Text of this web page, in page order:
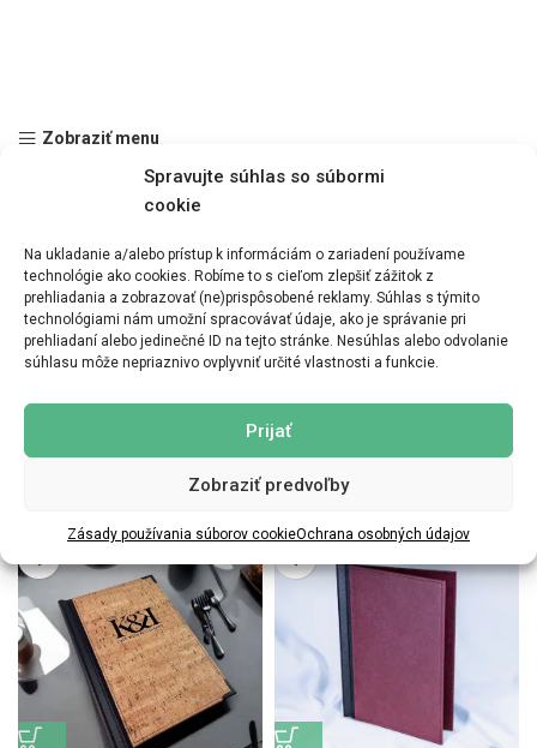
Spravujte súhlas so súbormi
cookie
Na ukladanie a/alebo prístup k informáciám o zariadení používame
technológie ako cookies. Robíme to s cieľom zlepšiť zážitok z
prehliadania a zobrazovať (ne)prispôsobené reklamy. Súhlas s týmito
technológiami nám umožní spracovávať údaje, ako je správanie pri
prehliadaní alebo jedinečné ID na tejto stránke. Nesúhlas alebo odvolanie
súhlasu môže nepriaznivo ovplyvniť určité vlastnosti a funkcie.
Prijať
Zobraziť predvoľby
Zásady používania súborov cookieOchrana osobných údajov
Zobraziť menu
Jedálny lístok Klemm imitácia
Jedálny lístok Klemm béžový